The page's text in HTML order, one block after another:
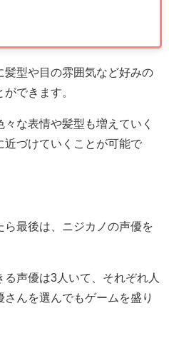
髪型や目の雰囲気など好みの
できます。
な表情や髪型も増えていく
近づけていくことが可能で
最後は、ニジカノの声優を
声優は3人いて、それぞれ人
んを選んでもゲームを盛り